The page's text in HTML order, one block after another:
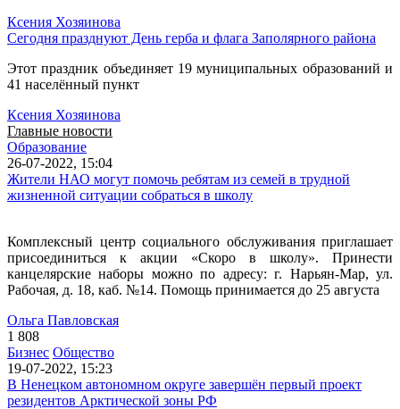
Ксения Хозяинова
Сегодня празднуют День герба и флага Заполярного района
Этот праздник объединяет 19 муниципальных образований и
41 населённый пункт
Ксения Хозяинова
Главные новости
Образование
26-07-2022, 15:04
Жители НАО могут помочь ребятам из семей в трудной
жизненной ситуации собраться в школу
Комплексный центр социального обслуживания приглашает
присоединиться к акции «Скоро в школу». Принести
канцелярские наборы можно по адресу: г. Нарьян-Мар, ул.
Рабочая, д. 18, каб. №14. Помощь принимается до 25 августа
Ольга Павловская
1 808
Бизнес Общество
19-07-2022, 15:23
В Ненецком автономном округе завершён первый проект
резидентов Арктической зоны РФ